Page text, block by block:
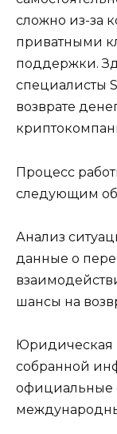
сложно из-за
приватными
поддержки.
специалисты
возврате
Процесс
следующим
Анализ
данные о
шансы на
Юридическая
собранной
официальные